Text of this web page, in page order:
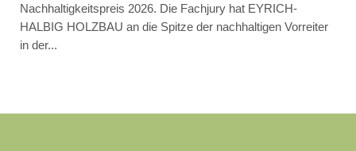
Nachhaltigkeitspreis 2026. Die Fachjury hat EYRICH-
HALBIG HOLZBAU an die Spitze der nachhaltigen Vorreiter
in der...